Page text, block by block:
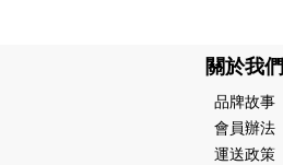
關於我們
品牌故事
會員辦法
運送政策